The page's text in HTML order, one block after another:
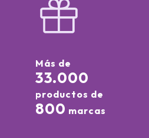
Más de
33.000
productos de
800 marcas